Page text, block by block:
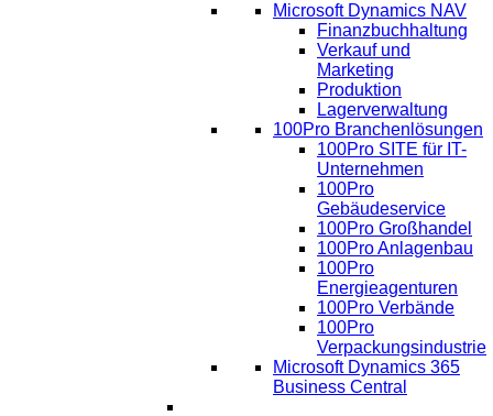
Microsoft Dynamics NAV
Finanzbuchhaltung
Verkauf und
Marketing
Produktion
Lagerverwaltung
100Pro Branchenlösungen
100Pro SITE für IT-
Unternehmen
100Pro
Gebäudeservice
100Pro Großhandel
100Pro Anlagenbau
100Pro
Energieagenturen
100Pro Verbände
100Pro
Verpackungsindustrie
Microsoft Dynamics 365
Business Central